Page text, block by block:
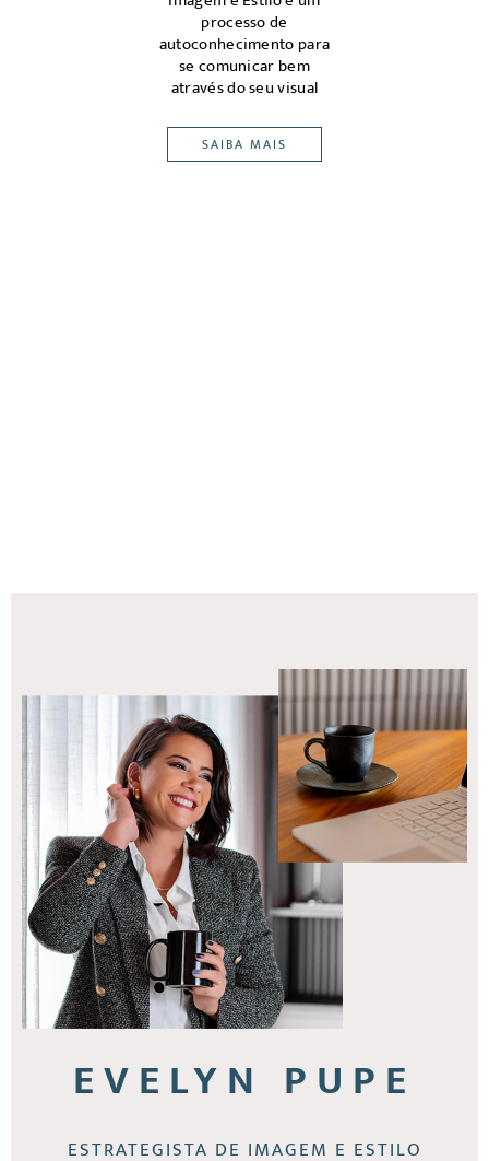
processo de
autoconhecimento para
se comunicar bem
através do seu visual
SAIBA MAIS
EVELYN PUPE
ESTRATEGISTA DE IMAGEM E ESTILO